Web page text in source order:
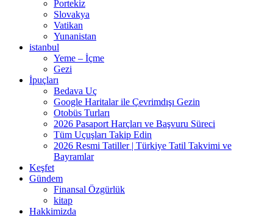
Portekiz
Slovakya
Vatikan
Yunanistan
istanbul
Yeme – İçme
Gezi
İpuçları
Bedava Uç
Google Haritalar ile Çevrimdışı Gezin
Otobüs Turları
2026 Pasaport Harçları ve Başvuru Süreci
Tüm Uçuşları Takip Edin
2026 Resmi Tatiller | Türkiye Tatil Takvimi ve
Bayramlar
Keşfet
Gündem
Finansal Özgürlük
kitap
Hakkimizda